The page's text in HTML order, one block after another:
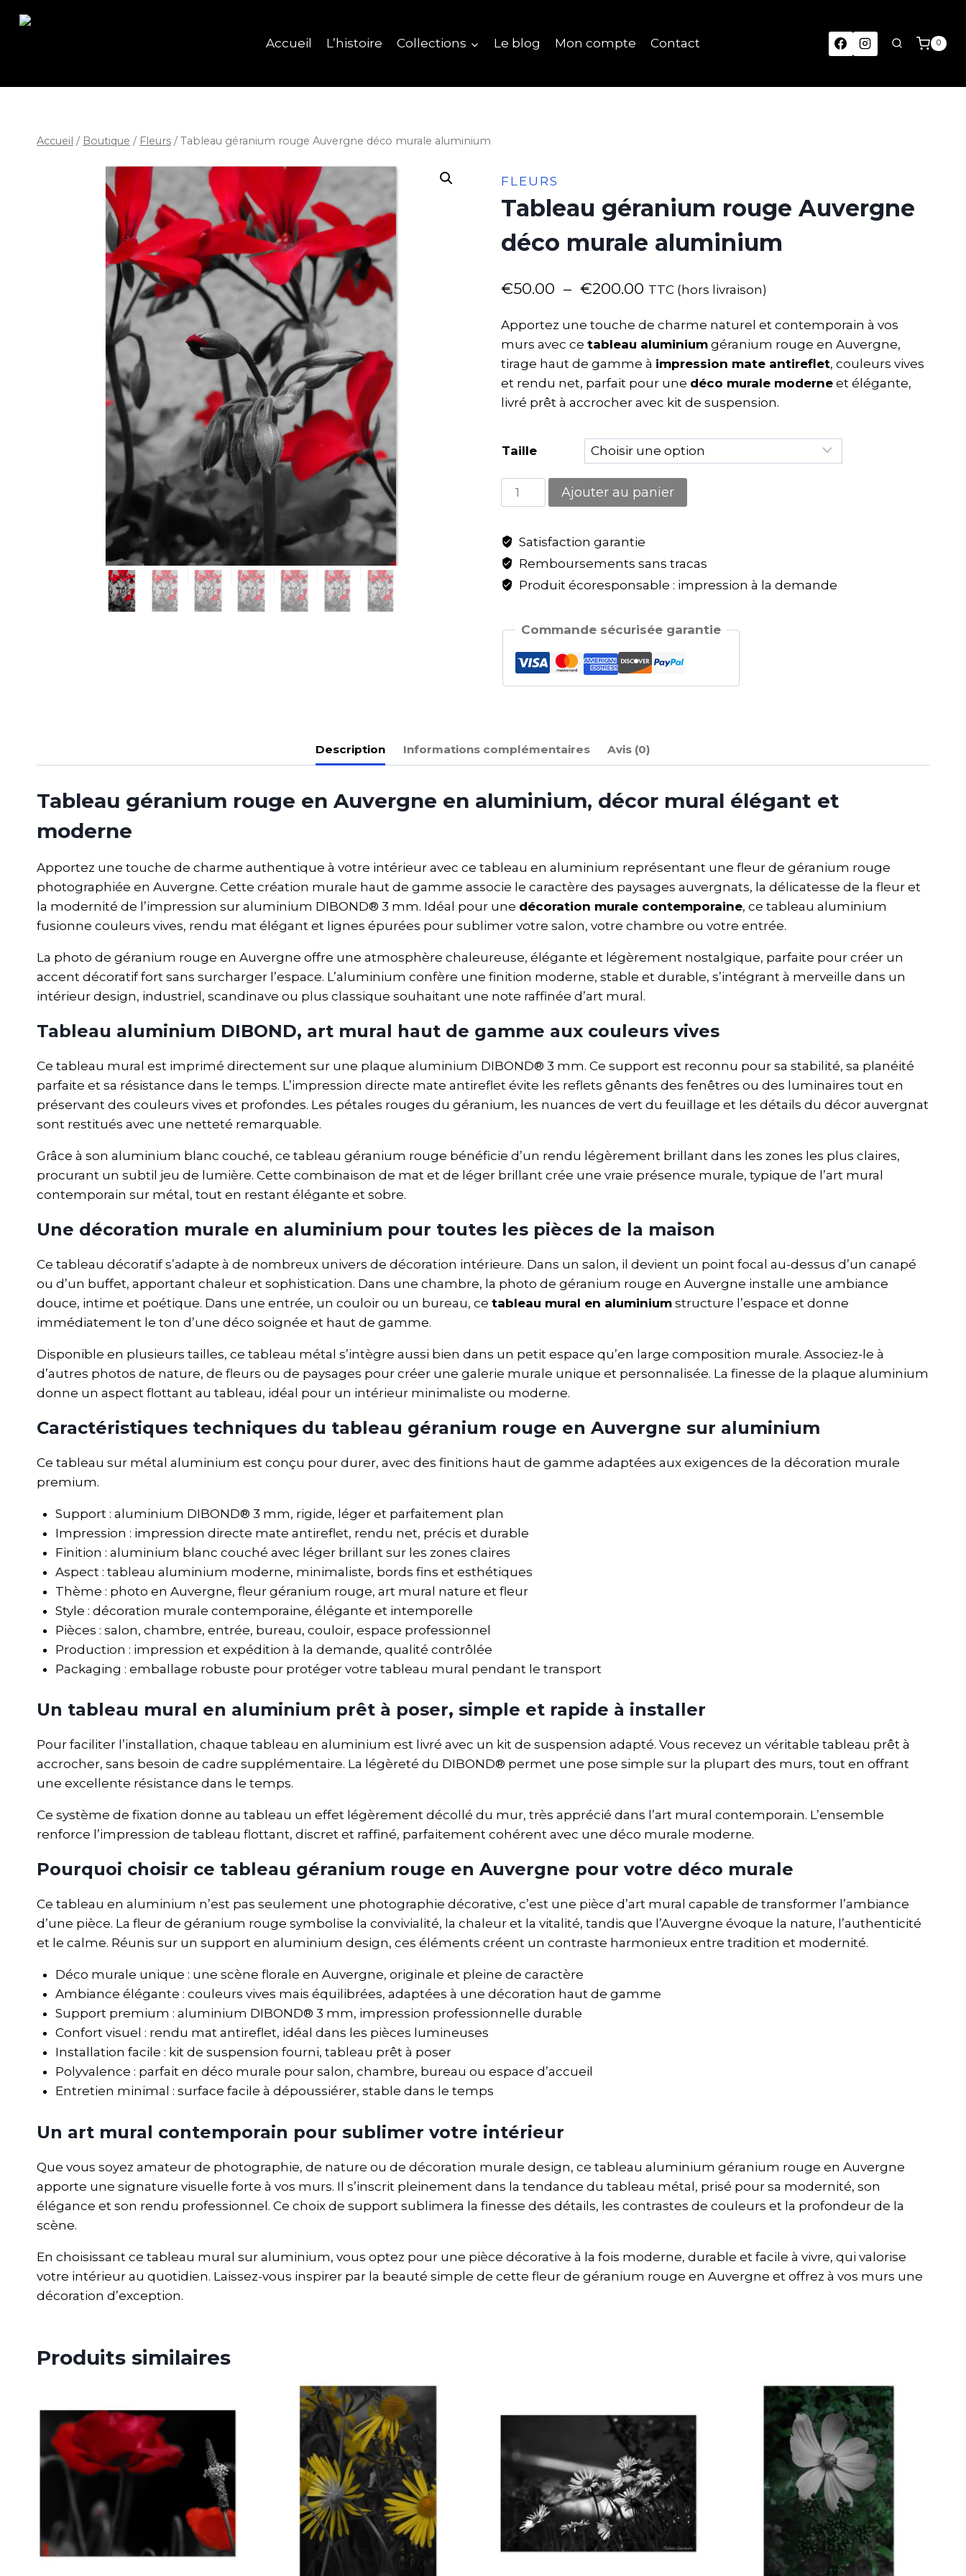
Accueil L’histoire Collections Le blog Mon compte Contact 0
Accueil / Boutique / Fleurs / Tableau géranium rouge Auvergne déco murale aluminium
FLEURS
Tableau géranium rouge Auvergne
déco murale aluminium
€50.00 – €200.00 TTC (hors livraison)
Apportez une touche de charme naturel et contemporain à vos
murs avec ce tableau aluminiumgéranium rouge en Auvergne,
tirage haut de gamme à impression mate antireflet, couleurs vives
et rendu net, parfait pour une déco murale moderneet élégante,
livré prêt à accrocher avec kit de suspension.
Taille
Ajouter au panier
Satisfaction garantie
Remboursements sans tracas
Produit écoresponsable : impression à la demande
Commande sécurisée garantie
Description Informations complémentaires Avis (0)
Tableau géranium rouge en Auvergne en aluminium, décor mural élégant et
moderne
Apportez une touche de charme authentique à votre intérieur avec ce tableau en aluminium représentant une fleur de géranium rouge
photographiée en Auvergne. Cette création murale haut de gamme associe le caractère des paysages auvergnats, la délicatesse de la fleur et
la modernité de l’impression sur aluminium DIBOND® 3 mm. Idéal pour une décoration murale contemporaine, ce tableau aluminium
fusionne couleurs vives, rendu mat élégant et lignes épurées pour sublimer votre salon, votre chambre ou votre entrée.
La photo de géranium rouge en Auvergne offre une atmosphère chaleureuse, élégante et légèrement nostalgique, parfaite pour créer un
accent décoratif fort sans surcharger l’espace. L’aluminium confère une finition moderne, stable et durable, s’intégrant à merveille dans un
intérieur design, industriel, scandinave ou plus classique souhaitant une note raffinée d’art mural.
Tableau aluminium DIBOND, art mural haut de gamme aux couleurs vives
Ce tableau mural est imprimé directement sur une plaque aluminium DIBOND® 3 mm. Ce support est reconnu pour sa stabilité, sa planéité
parfaite et sa résistance dans le temps. L’impression directe mate antireflet évite les reflets gênants des fenêtres ou des luminaires tout en
préservant des couleurs vives et profondes. Les pétales rouges du géranium, les nuances de vert du feuillage et les détails du décor auvergnat
sont restitués avec une netteté remarquable.
Grâce à son aluminium blanc couché, ce tableau géranium rouge bénéficie d’un rendu légèrement brillant dans les zones les plus claires,
procurant un subtil jeu de lumière. Cette combinaison de mat et de léger brillant crée une vraie présence murale, typique de l’art mural
contemporain sur métal, tout en restant élégante et sobre.
Une décoration murale en aluminium pour toutes les pièces de la maison
Ce tableau décoratif s’adapte à de nombreux univers de décoration intérieure. Dans un salon, il devient un point focal au-dessus d’un canapé
ou d’un buffet, apportant chaleur et sophistication. Dans une chambre, la photo de géranium rouge en Auvergne installe une ambiance
douce, intime et poétique. Dans une entrée, un couloir ou un bureau, ce tableau mural en aluminium structure l’espace et donne
immédiatement le ton d’une déco soignée et haut de gamme.
Disponible en plusieurs tailles, ce tableau métal s’intègre aussi bien dans un petit espace qu’en large composition murale. Associez-le à
d’autres photos de nature, de fleurs ou de paysages pour créer une galerie murale unique et personnalisée. La finesse de la plaque aluminium
donne un aspect flottant au tableau, idéal pour un intérieur minimaliste ou moderne.
Caractéristiques techniques du tableau géranium rouge en Auvergne sur aluminium
Ce tableau sur métal aluminium est conçu pour durer, avec des finitions haut de gamme adaptées aux exigences de la décoration murale
premium.
Support : aluminium DIBOND® 3 mm, rigide, léger et parfaitement plan
Impression : impression directe mate antireflet, rendu net, précis et durable
Finition : aluminium blanc couché avec léger brillant sur les zones claires
Aspect : tableau aluminium moderne, minimaliste, bords fins et esthétiques
Thème : photo en Auvergne, fleur géranium rouge, art mural nature et fleur
Style : décoration murale contemporaine, élégante et intemporelle
Pièces : salon, chambre, entrée, bureau, couloir, espace professionnel
Production : impression et expédition à la demande, qualité contrôlée
Packaging : emballage robuste pour protéger votre tableau mural pendant le transport
Un tableau mural en aluminium prêt à poser, simple et rapide à installer
Pour faciliter l’installation, chaque tableau en aluminium est livré avec un kit de suspension adapté. Vous recevez un véritable tableau prêt à
accrocher, sans besoin de cadre supplémentaire. La légèreté du DIBOND® permet une pose simple sur la plupart des murs, tout en offrant
une excellente résistance dans le temps.
Ce système de fixation donne au tableau un effet légèrement décollé du mur, très apprécié dans l’art mural contemporain. L’ensemble
renforce l’impression de tableau flottant, discret et raffiné, parfaitement cohérent avec une déco murale moderne.
Pourquoi choisir ce tableau géranium rouge en Auvergne pour votre déco murale
Ce tableau en aluminium n’est pas seulement une photographie décorative, c’est une pièce d’art mural capable de transformer l’ambiance
d’une pièce. La fleur de géranium rouge symbolise la convivialité, la chaleur et la vitalité, tandis que l’Auvergne évoque la nature, l’authenticité
et le calme. Réunis sur un support en aluminium design, ces éléments créent un contraste harmonieux entre tradition et modernité.
Déco murale unique : une scène florale en Auvergne, originale et pleine de caractère
Ambiance élégante : couleurs vives mais équilibrées, adaptées à une décoration haut de gamme
Support premium : aluminium DIBOND® 3 mm, impression professionnelle durable
Confort visuel : rendu mat antireflet, idéal dans les pièces lumineuses
Installation facile : kit de suspension fourni, tableau prêt à poser
Polyvalence : parfait en déco murale pour salon, chambre, bureau ou espace d’accueil
Entretien minimal : surface facile à dépoussiérer, stable dans le temps
Un art mural contemporain pour sublimer votre intérieur
Que vous soyez amateur de photographie, de nature ou de décoration murale design, ce tableau aluminium géranium rouge en Auvergne
apporte une signature visuelle forte à vos murs. Il s’inscrit pleinement dans la tendance du tableau métal, prisé pour sa modernité, son
élégance et son rendu professionnel. Ce choix de support sublimera la finesse des détails, les contrastes de couleurs et la profondeur de la
scène.
En choisissant ce tableau mural sur aluminium, vous optez pour une pièce décorative à la fois moderne, durable et facile à vivre, qui valorise
votre intérieur au quotidien. Laissez-vous inspirer par la beauté simple de cette fleur de géranium rouge en Auvergne et offrez à vos murs une
décoration d’exception.
Produits similaires